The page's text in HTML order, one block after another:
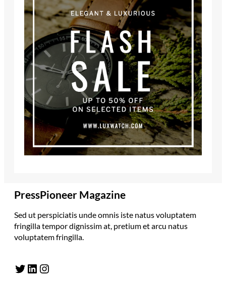
PressPioneer Magazine
Sed ut perspiciatis unde omnis iste natus voluptatem
fringilla tempor dignissim at, pretium et arcu natus
voluptatem fringilla.
Twitter LinkedIn Instagram